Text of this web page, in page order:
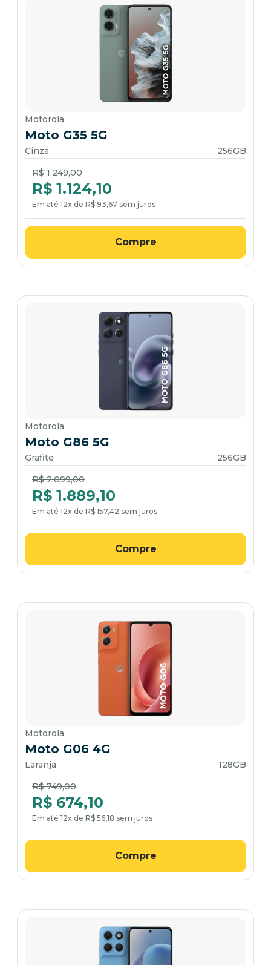
Motorola
Moto G35 5G
Cinza
256GB
Price reduced from
R$ 1.249,00
to
R$ 1.124,10
Em até 12x de R$ 93,67 sem juros
Compre
Motorola
Moto G86 5G
Grafite
256GB
Price reduced from
R$ 2.099,00
to
R$ 1.889,10
Em até 12x de R$ 157,42 sem juros
Compre
Motorola
Moto G06 4G
Laranja
128GB
Price reduced from
R$ 749,00
to
R$ 674,10
Em até 12x de R$ 56,18 sem juros
Compre